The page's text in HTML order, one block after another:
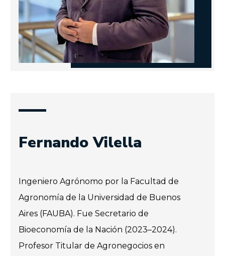
Fernando Vilella
Ingeniero Agrónomo por la Facultad de
Agronomía de la Universidad de Buenos
Aires (FAUBA). Fue Secretario de
Bioeconomía de la Nación (2023–2024).
Profesor Titular de Agronegocios en